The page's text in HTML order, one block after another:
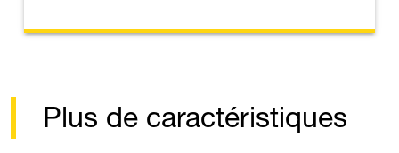
Plus de caractéristiques